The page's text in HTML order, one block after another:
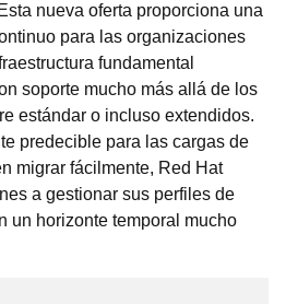
nueva oferta proporciona una
para las organizaciones
fundamental
soporte mucho más allá de los
estándar o incluso extendidos.
predecible para las cargas de
migrar fácilmente, Red Hat
a gestionar sus perfiles de
un horizonte temporal mucho